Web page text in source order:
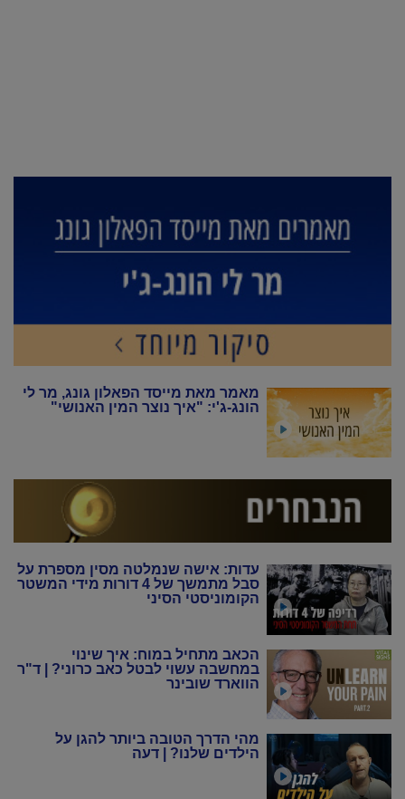
מאמר מאת מייסד הפאלון גונג, מר לי
הונג-ג'י: "איך נוצר המין האנושי"
עדות: אישה שנמלטה מסין מספרת על
סבל מתמשך של 4 דורות מידי המשטר
הקומוניסטי הסיני
הכאב מתחיל במוח: איך שינוי
במחשבה עשוי לבטל כאב כרוני? | ד"ר
הווארד שובינר
מהי הדרך הטובה ביותר להגן על
הילדים שלנו? | דעה